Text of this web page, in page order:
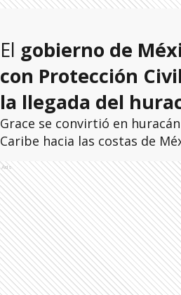
El gobierno de
con Protección
la llegada del
Grace se convirtió en
Caribe hacia las costas de
Ads